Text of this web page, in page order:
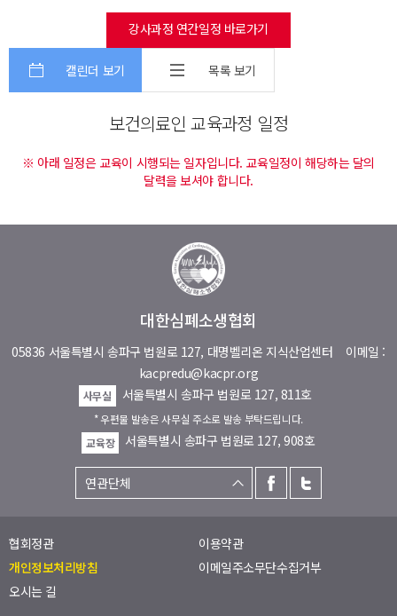
강사과정 연간일정 바로가기
캘린더 보기 목록 보기
보건의료인 교육과정 일정
※ 아래 일정은 교육이 시행되는 일자입니다. 교육일정이 해당하는 달의
달력을 보셔야 합니다.
대한심폐소생협회
05836 서울특별시 송파구 법원로 127, 대명벨리온 지식산업센터 이메일 :
kacpredu@kacpr.org
사무실 서울특별시 송파구 법원로 127, 811호
* 우편물 발송은 사무실 주소로 발송 부탁드립니다.
교육장
서울특별시 송파구 법원로 127, 908호
협회정관
이용약관
개인정보처리방침
이메일주소무단수집거부
오시는 길